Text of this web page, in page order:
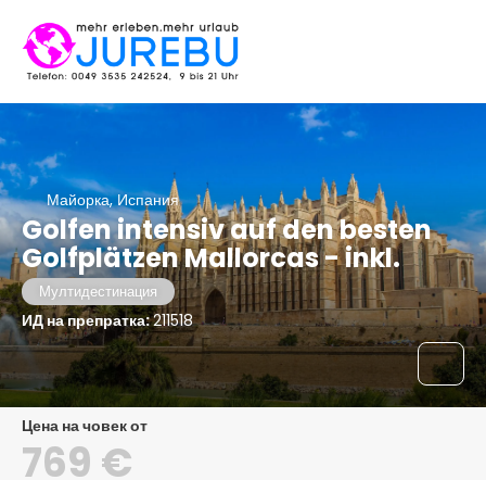
Майорка, Испания
Golfen intensiv auf den besten
Golfplätzen Mallorcas - inkl.
Мултидестинация
ИД на препратка:211518
цена на човек от
769 €